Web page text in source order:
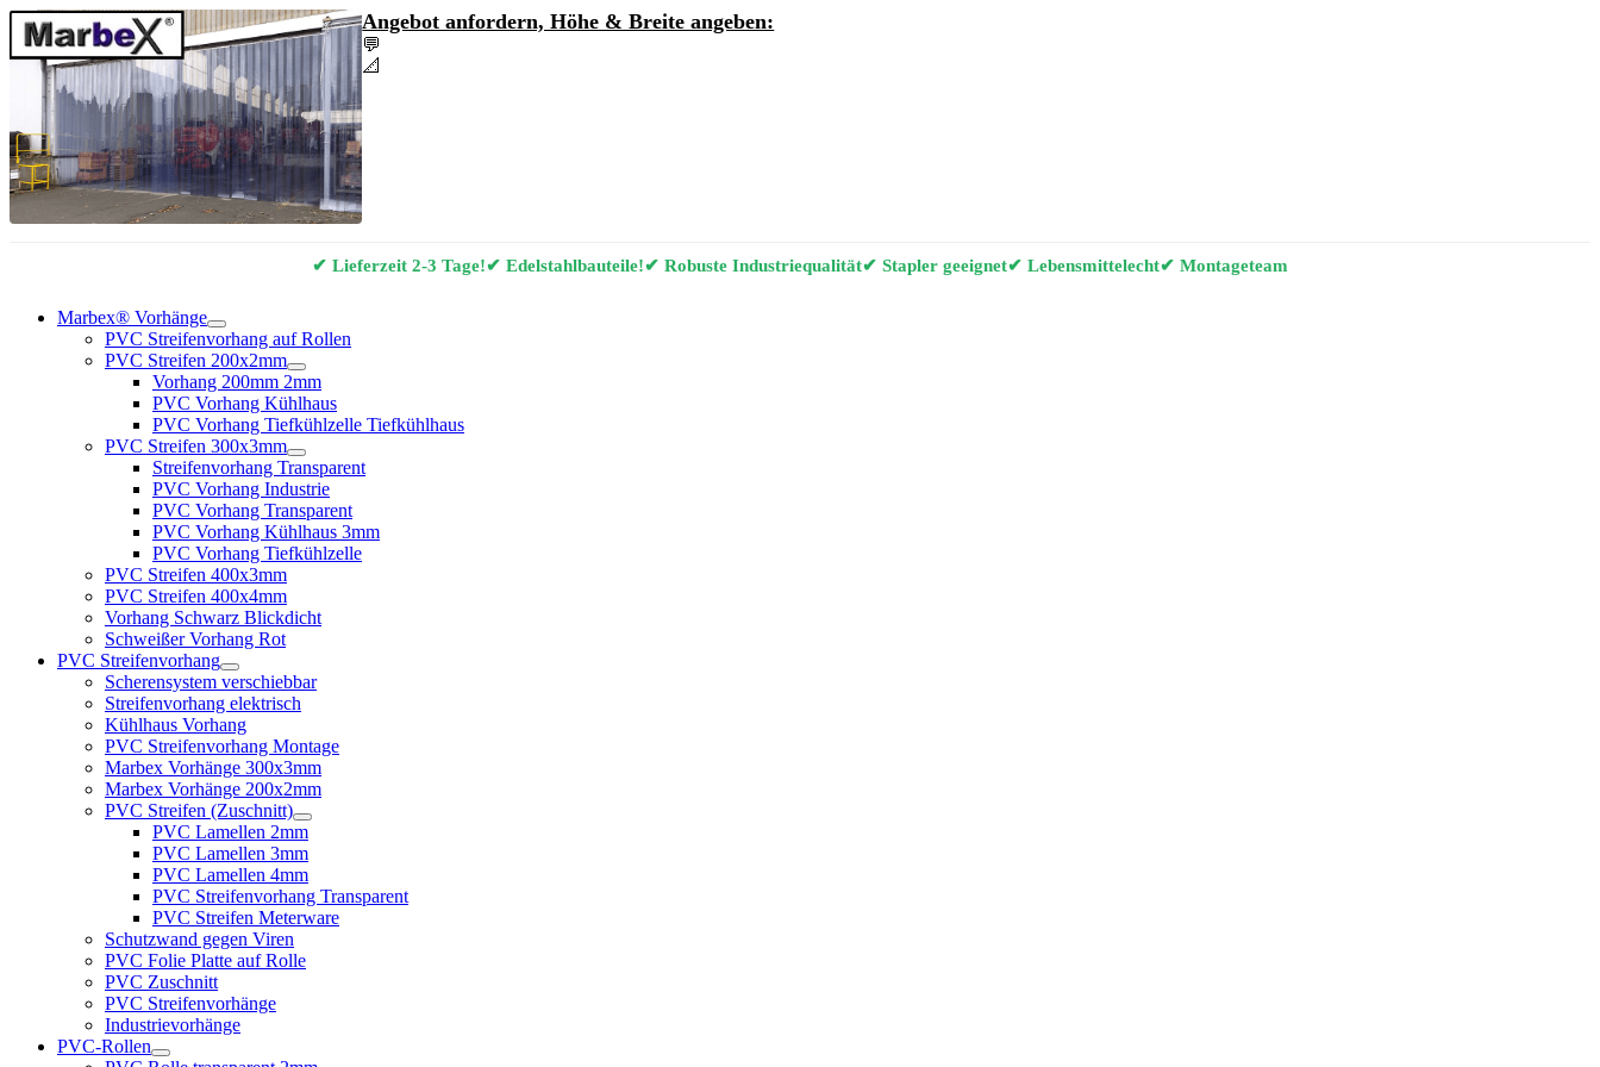
Angebot anfordern, Höhe & Breite angeben:
💬
📐
✔ Lieferzeit 2-3 Tage!✔ Edelstahlbauteile!✔ Robuste Industriequalität✔ Stapler geeignet✔ Lebensmittelecht✔ Montageteam
Marbex® Vorhänge
PVC Streifenvorhang auf Rollen
PVC Streifen 200x2mm
Vorhang 200mm 2mm
PVC Vorhang Kühlhaus
PVC Vorhang Tiefkühlzelle Tiefkühlhaus
PVC Streifen 300x3mm
Streifenvorhang Transparent
PVC Vorhang Industrie
PVC Vorhang Transparent
PVC Vorhang Kühlhaus 3mm
PVC Vorhang Tiefkühlzelle
PVC Streifen 400x3mm
PVC Streifen 400x4mm
Vorhang Schwarz Blickdicht
Schweißer Vorhang Rot
PVC Streifenvorhang
Scherensystem verschiebbar
Streifenvorhang elektrisch
Kühlhaus Vorhang
PVC Streifenvorhang Montage
Marbex Vorhänge 300x3mm
Marbex Vorhänge 200x2mm
PVC Streifen (Zuschnitt)
PVC Lamellen 2mm
PVC Lamellen 3mm
PVC Lamellen 4mm
PVC Streifenvorhang Transparent
PVC Streifen Meterware
Schutzwand gegen Viren
PVC Folie Platte auf Rolle
PVC Zuschnitt
PVC Streifenvorhänge
Industrievorhänge
PVC-Rollen